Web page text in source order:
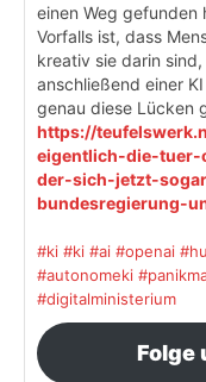
einen Weg gefunden
Vorfalls ist, dass
kreativ sie darin
anschließend einer
genau diese Lücken
https://
eigentlich-die-
der-sich-jetzt-
bundesregierung-
#ki #ki #ai #openai
#autonomeki
#digitalministerium
Folge